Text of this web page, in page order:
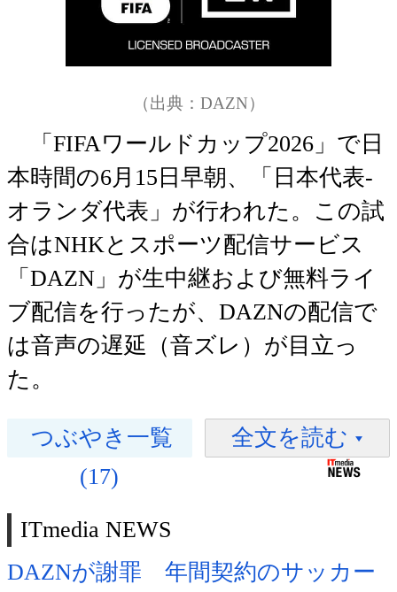
（出典：DAZN）
「FIFAワールドカップ2026」で日
本時間の6月15日早朝、「日本代表-
オランダ代表」が行われた。この試
合はNHKとスポーツ配信サービス
「DAZN」が生中継および無料ライ
ブ配信を行ったが、DAZNの配信で
は音声の遅延（音ズレ）が目立っ
た。
つぶやき一覧
(17)
全文を読む
ITmedia NEWS
DAZNが謝罪 年間契約のサッカー